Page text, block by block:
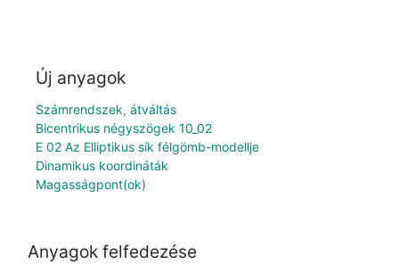
Új anyagok
Számrendszek, átváltás
Bicentrikus négyszögek 10_02
E 02 Az Elliptikus sík félgömb-modellje
Dinamikus koordináták
Magasságpont(ok)
Anyagok felfedezése